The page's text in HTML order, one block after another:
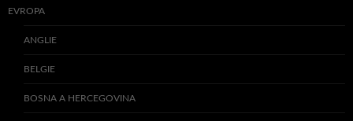
EVROPA
ANGLIE
BELGIE
BOSNA A HERCEGOVINA